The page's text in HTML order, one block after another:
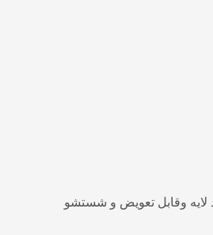
لایه وقابل تعویض و شستشو